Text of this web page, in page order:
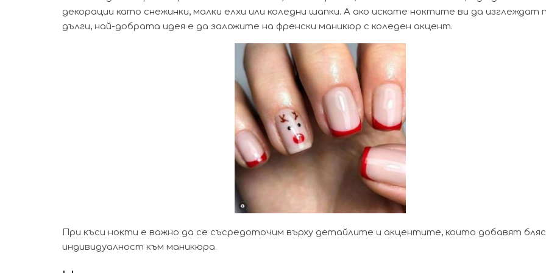
декорации като снежинки, малки елхи или коледни шапки. А ако искате ноктите ви да изглеждат
дълги, най-добрата идея е да заложите на френски маникюр с коледен акцент.
При къси нокти е важно да се съсредоточим върху детайлите и акцентите, които добавят
индивидуалност към маникюра.